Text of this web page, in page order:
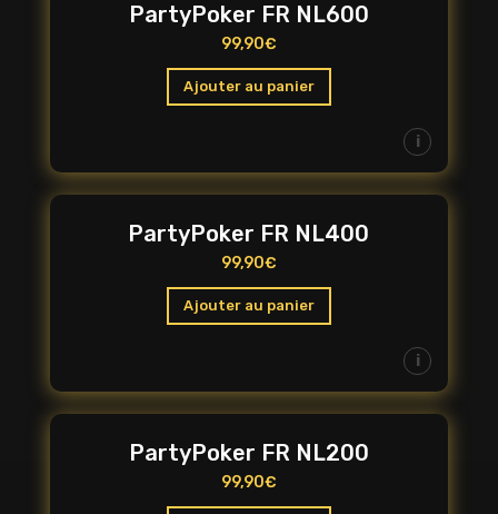
PartyPoker FR NL600
99,90€
Ajouter au panier
i
PartyPoker FR NL400
99,90€
Ajouter au panier
i
PartyPoker FR NL200
99,90€